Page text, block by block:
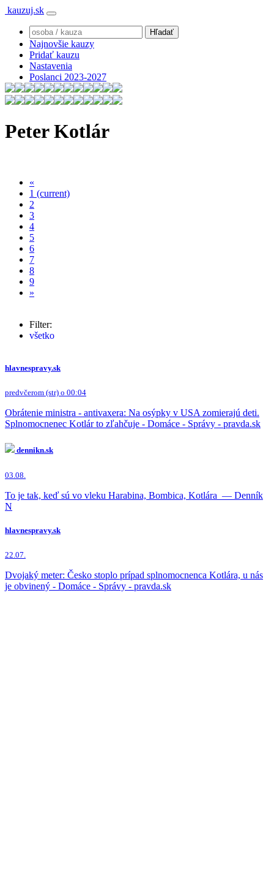
kauzuj.sk
Najnovšie kauzy
Pridať kauzu
Nastavenia
Poslanci 2023-2027
Peter Kotlár
«
1 (current)
2
3
4
5
6
7
8
9
»
Filter:
všetko
Šutaj Eštok
Andrej Danko
Ľubomír Galko(1x)
Tibor Gašpar(1x)
Peter Pellegrini
hlavnespravy.sk
predvčerom (str) o 00:04
Obrátenie ministra - antivaxera: Na osýpky v USA zomierajú deti.
Splnomocnenec Kotlár to zľahčuje - Domáce - Správy - pravda.sk
dennikn.sk
03.08.
To je tak, keď sú vo vleku Harabina, Bombica, Kotlára — Denník
N
hlavnespravy.sk
22.07.
Dvojaký meter: Česko stoplo prípad splnomocnenca Kotlára, u nás
je obvinený - Domáce - Správy - pravda.sk